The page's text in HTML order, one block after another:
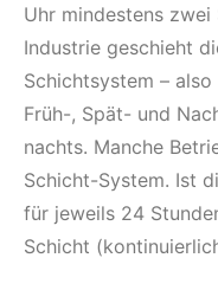
Uhr mindestens
Industrie geschieht
Schichtsystem –
Früh-, Spät- und
nachts. Manche
Schicht-System. Ist
für jeweils 24
Schicht